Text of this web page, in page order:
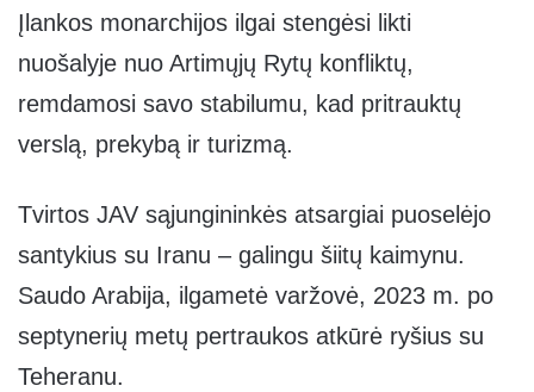
Įlankos monarchijos ilgai stengėsi likti
nuošalyje nuo Artimųjų Rytų konfliktų,
remdamosi savo stabilumu, kad pritrauktų
verslą, prekybą ir turizmą.
Tvirtos JAV sąjungininkės atsargiai puoselėjo
santykius su Iranu – galingu šiitų kaimynu.
Saudo Arabija, ilgametė varžovė, 2023 m. po
septynerių metų pertraukos atkūrė ryšius su
Teheranu.